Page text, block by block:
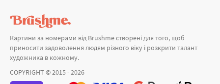
Картини за номерами від Brushme створені для того, щоб
приносити задоволення людям різного віку і розкрити талант
художника в кожному.
COPYRIGHT © 2015 - 2026